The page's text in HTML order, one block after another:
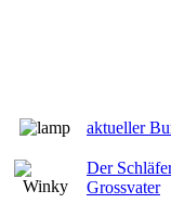
aktueller
Der
Grossvater